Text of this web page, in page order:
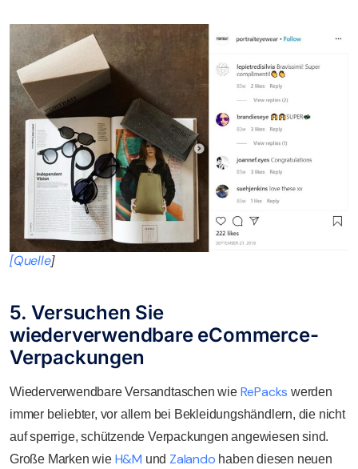
[Quelle]
5. Versuchen Sie
wiederverwendbare eCommerce-
Verpackungen
Wiederverwendbare Versandtaschen wie RePacks werden
immer beliebter, vor allem bei Bekleidungshändlern, die nicht
auf sperrige, schützende Verpackungen angewiesen sind.
Große Marken wie H&M und Zalando haben diesen neuen